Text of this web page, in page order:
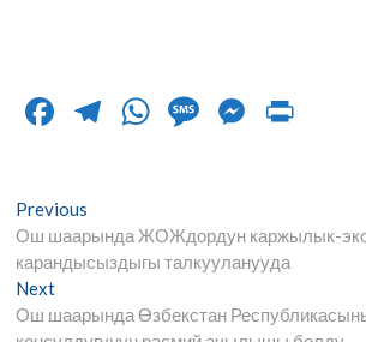
F
b
o
o
T
gr
a
m
W
s
A
p
M
g
e
M
n
g
er
Post
navigation
Previous
post:
Ош шаарында ЖОЖдордун каржылык-
карандысыздыгы талкууланууда
NextNext
post:
Ош шаарында Өзбекстан